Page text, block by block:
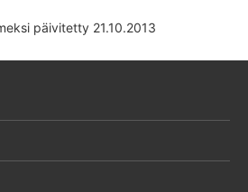
päivitetty 21.10.2013